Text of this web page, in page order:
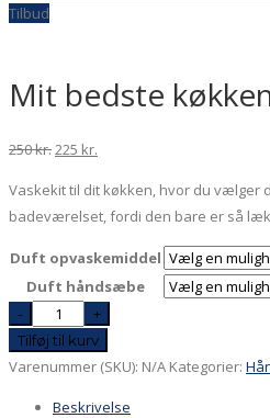
Tilbud
Mit bedste
250kr.Original
was:
250 kr..
225 kr.
is:
225 kr..
Vaskekit til dit køkken, hvor du vælger
badeværelset, fordi den bare er så
Duft opvaskemiddel
Duft håndsæbe
Mit
bedste
køkkenkit!
-
+
Tilføj til kurv
Varenummer (SKU): N/A Kategorier:
Beskrivelse